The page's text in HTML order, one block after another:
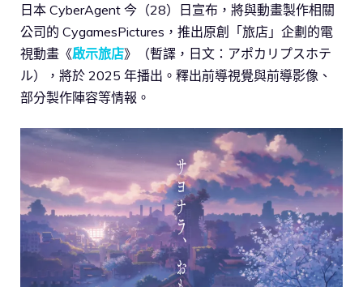
日本 CyberAgent 今（28）日宣布，將與動畫製作相關
公司的 CygamesPictures，推出原創「旅店」企劃的電
視動畫《啟示旅店》（暫譯，日文：アポカリプスホテ
ル），將於 2025 年播出。釋出前導視覺與前導影像、
部分製作陣容等情報。